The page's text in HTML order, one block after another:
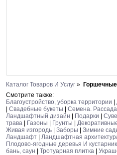
Каталог Товаров И Услуг »
Смотрите также:
Благоустройство, уборка территории
Свадебные букеты Семена.
Ландшафтный дизайн
Подарки
трава
Газоны Грунты
Живая изгородь
Заборы Зимние
Ландшафт
Ландшафтная
Плодово-ягодные деревья И
бань, саун
Тротуарная плитка